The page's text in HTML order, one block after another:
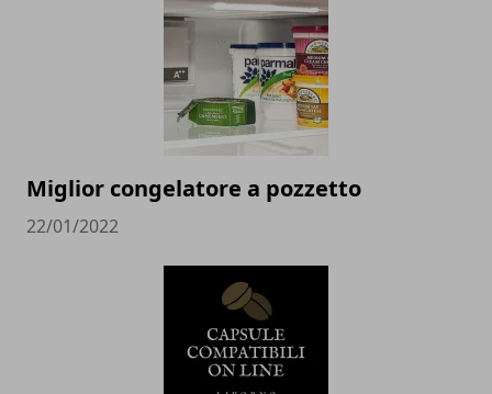
Miglior congelatore a pozzetto
22/01/2022